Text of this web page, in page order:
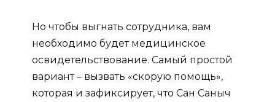
Но чтобы выгнать сотрудника, вам
необходимо будет медицинское
освидетельствование. Самый простой
вариант – вызвать «скорую помощь»,
которая и зафиксирует, что Сан Саныч